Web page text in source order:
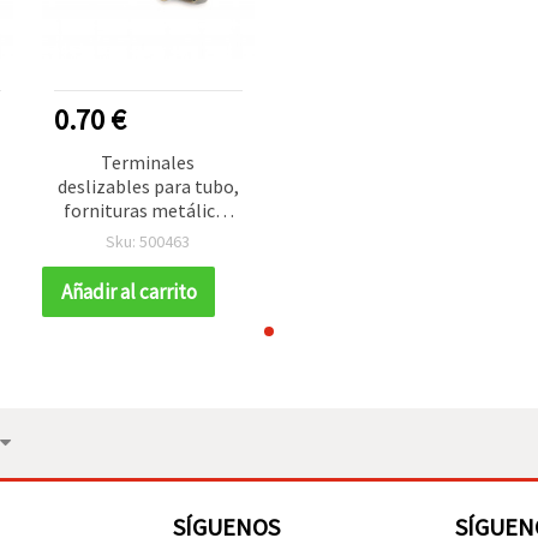
0.70 €
Terminales
deslizables para tubo,
fornituras metálicas
para bisutería 16x4
mm, color bronce
antiguo – 20 piezas
Sku: 500463
Añadir al carrito
SÍGUENOS